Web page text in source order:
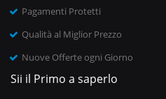
Pagamenti Protetti
Qualità al Miglior Prezzo
Nuove Offerte ogni Giorno
Sii il Primo a saperlo